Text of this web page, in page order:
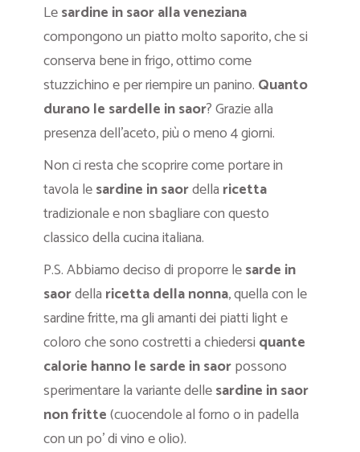
Lesardine in saor alla veneziana
compongono un piatto molto saporito, che si
conserva bene in frigo, ottimo come
stuzzichino e per riempire un panino. Quanto
durano le sardelle in saor? Grazie alla
presenza dell’aceto, più o meno 4 giorni.
Non ci resta che scoprire come portare in
tavola lesardine in saordella ricetta
tradizionale e non sbagliare con questo
classico della cucina italiana.
P.S. Abbiamo deciso di proporre lesarde in
saordella ricetta della nonna, quella con le
sardine fritte, ma gli amanti dei piatti light e
coloro che sono costretti a chiedersi quante
calorie hanno le sarde in saorpossono
sperimentare la variante dellesardine in saor
non fritte(cuocendole al forno o in padella
con un po’ di vino e olio).